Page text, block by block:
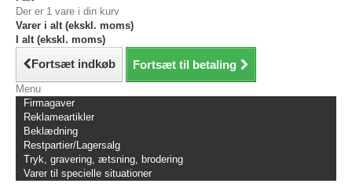
Der er 1 vare i din kurv
Varer i alt (ekskl. moms)
I alt (ekskl. moms)
Fortsæt indkøb Fortsæt til betaling
Menu
Firmagaver
Reklameartikler
Beklædning
Restpartier/Lagersalg
Tryk, gravering, ætsning, brodering
Varer til specielle situationer